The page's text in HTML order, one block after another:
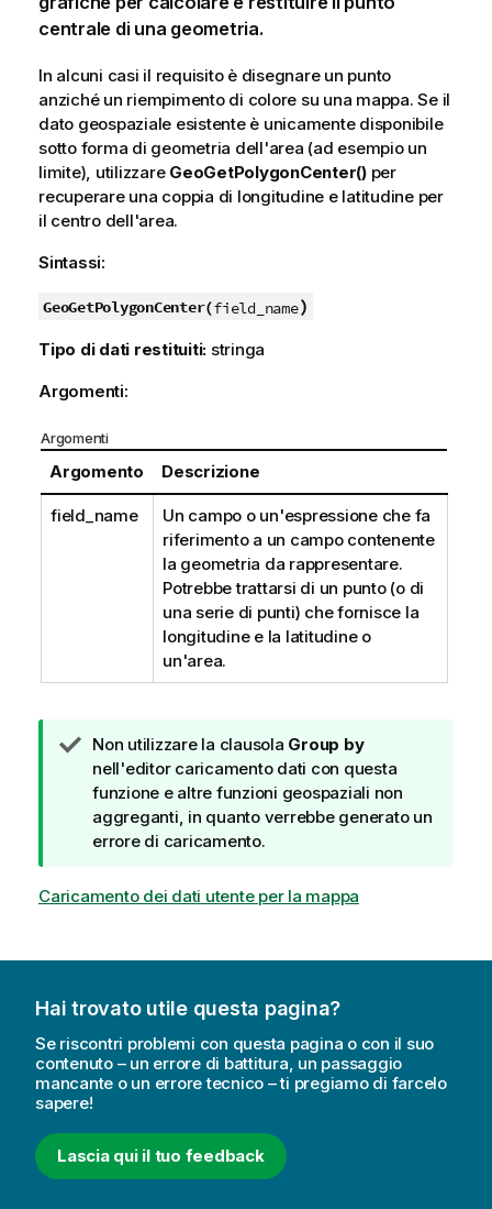
centrale di una geometria.
In alcuni casi il requisito è disegnare un punto
anziché un riempimento di colore su una mappa. Se il
dato geospaziale esistente è unicamente disponibile
sotto forma di geometria dell'area (ad esempio un
limite), utilizzare GeoGetPolygonCenter()per
recuperare una coppia di longitudine e latitudine per
il centro dell'area.
Sintassi:
GeoGetPolygonCenter(field_name)
Tipo di dati restituiti: stringa
Argomenti:
Argomenti
Argomento Descrizione
field_name
Un campo o un'espressione che fa
riferimento a un campo contenente
la geometria da rappresentare.
Potrebbe trattarsi di un punto (o di
una serie di punti) che fornisce la
longitudine e la latitudine o
un'area.
N
o
t
a
d
s
g
r
m
e
t
o
Non utilizzare la clausola Group by
nell'editor caricamento dati con questa
funzione e altre funzioni geospaziali non
aggreganti, in quanto verrebbe generato un
errore di caricamento.
Caricamento dei dati utente per la mappa
Hai trovato utile questa pagina?
Se riscontri problemi con questa pagina o con il suo
contenuto – un errore di battitura, un passaggio
mancante o un errore tecnico – ti pregiamo di farcelo
sapere!
Lascia qui il tuo feedback